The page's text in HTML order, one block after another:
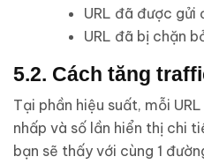
URL đã được gửi
URL đã bị chặn
5.2. Cách tăng
Tại phần hiệu suất, mỗi
nhấp và số lần hiển thị chi
bạn sẽ thấy với cùng 1